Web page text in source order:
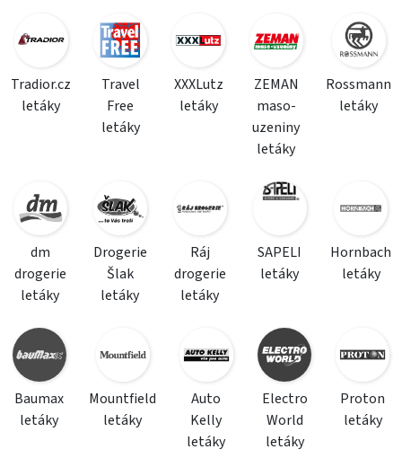
Tradior.cz
letáky
Travel
Free
letáky
XXXLutz
letáky
ZEMAN
maso-
uzeniny
letáky
Rossmann
letáky
dm
drogerie
letáky
Drogerie
Šlak
letáky
Ráj
drogerie
letáky
SAPELI
letáky
Hornbach
letáky
Baumax
letáky
Mountfield
letáky
Auto
Kelly
letáky
Electro
World
letáky
Proton
letáky